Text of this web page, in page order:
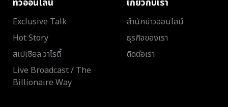
Exclusive Talk
Hot Story
สเปเชียล วาไรตี้
Live Broadcast / The
Billionaire Way
สำนักข่าวออนไลน์
ธุรกิจของเรา
ติดต่อเรา